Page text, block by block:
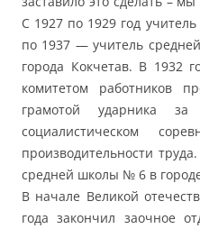
С 1927 по 1929 год
по 1937 — учитель
города Кокчетав. В 1932
комитетом работников
грамотой ударника
социалистическом
производительности
средней школы № 6 в
В начале Великой
года закончил заочное